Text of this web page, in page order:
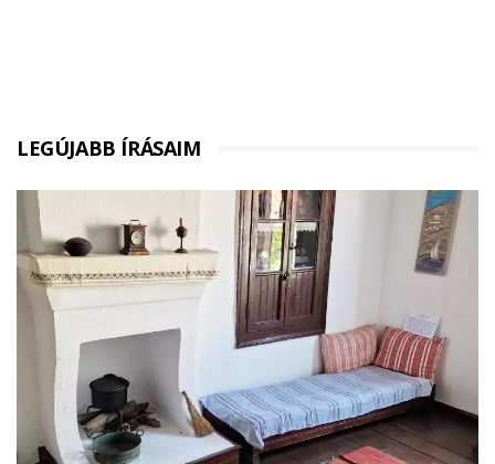
LEGÚJABB ÍRÁSAIM